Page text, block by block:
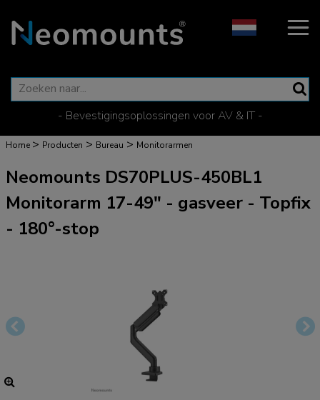
- Bevestigingsoplossingen voor AV & IT -
Home > Producten > Bureau > Monitorarmen
Neomounts DS70PLUS-450BL1
Monitorarm 17-49" - gasveer - Topfix
- 180°-stop